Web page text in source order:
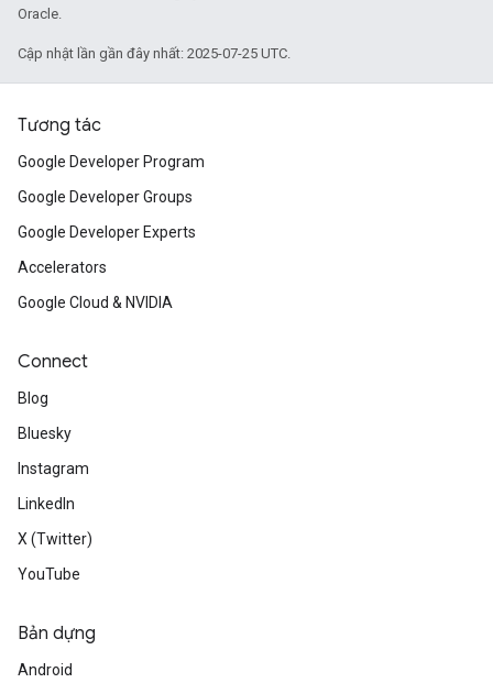
Oracle.
Cập nhật lần gần đây nhất: 2025-07-25 UTC.
Tương tác
Google Developer Program
Google Developer Groups
Google Developer Experts
Accelerators
Google Cloud & NVIDIA
Connect
Blog
Bluesky
Instagram
LinkedIn
X (Twitter)
YouTube
Bản dựng
Android